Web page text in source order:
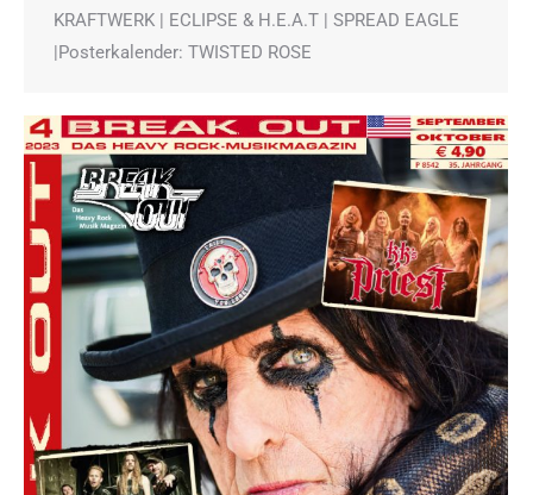
KRAFTWERK | ECLIPSE & H.E.A.T | SPREAD EAGLE
|Posterkalender: TWISTED ROSE